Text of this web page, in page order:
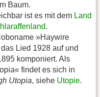
Baum.
ist es mit dem Land
.
»Haywire
Lied 1928 auf und
komponiert. Als
findet es sich in
Utopia, siehe Utopie.